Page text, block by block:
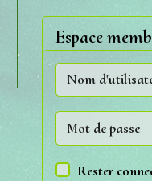
Espace
Rester